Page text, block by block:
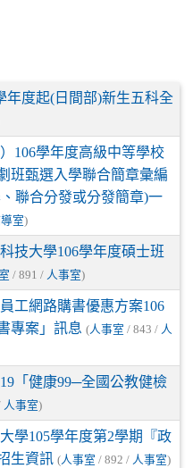
年度起(日間部)新生五科全
106學年度高級中等學校
班甄選入學聯合簡章彙編
聯合分發或分發簡章)一
室)
技大學106學年度碩士班
/ 891 / 人事室)
工網路購書優惠方案106
專案」訊息 (人事室 / 843 / 人
「健康99─全國公教健檢
人事室)
學105學年度第2學期『政
生資訊 (人事室 / 892 / 人事室)